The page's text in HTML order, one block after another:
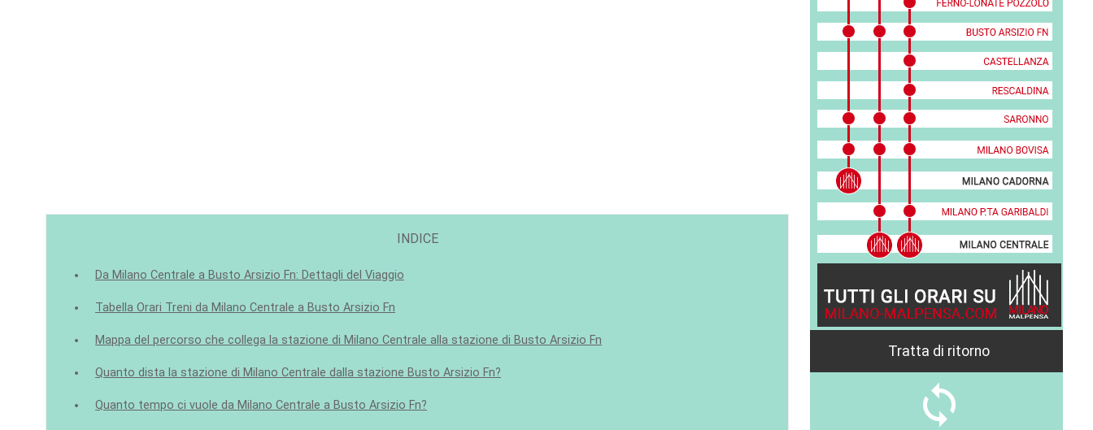
INDICE
Da Milano Centrale a Busto Arsizio Fn: Dettagli del Viaggio
Tabella Orari Treni da Milano Centrale a Busto Arsizio Fn
Mappa del percorso che collega la stazione di Milano Centrale alla stazione di Busto Arsizio Fn
Quanto dista la stazione di Milano Centrale dalla stazione Busto Arsizio Fn?
Quanto tempo ci vuole da Milano Centrale a Busto Arsizio Fn?
Tratta di ritorno
sync